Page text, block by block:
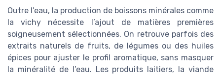
Outre l’eau, la production de boissons minérales comme
la vichy nécessite l’ajout de matières premières
soigneusement sélectionnées. On retrouve parfois des
extraits naturels de fruits, de légumes ou des huiles
épices pour ajuster le profil aromatique, sans masquer
la minéralité de l’eau. Les produits laitiers, la viande